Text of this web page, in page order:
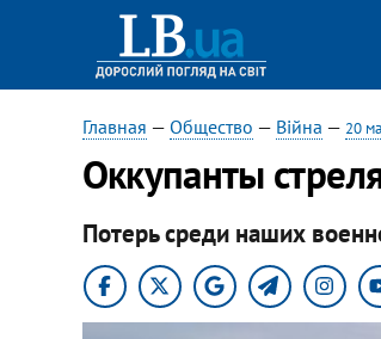
Главная — Общество — Війна — 20
Оккупанты
Потерь среди наших